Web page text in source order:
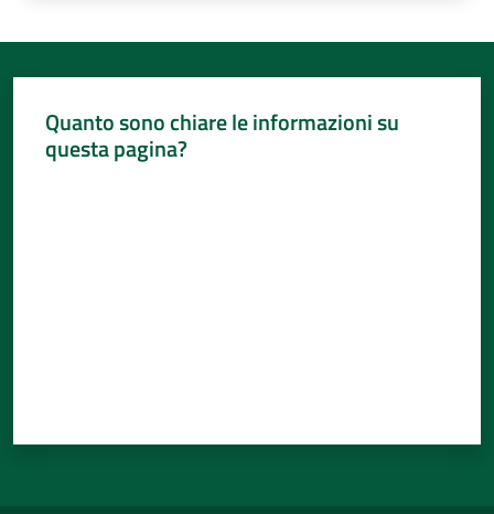
Quanto sono chiare le informazioni su
questa pagina?